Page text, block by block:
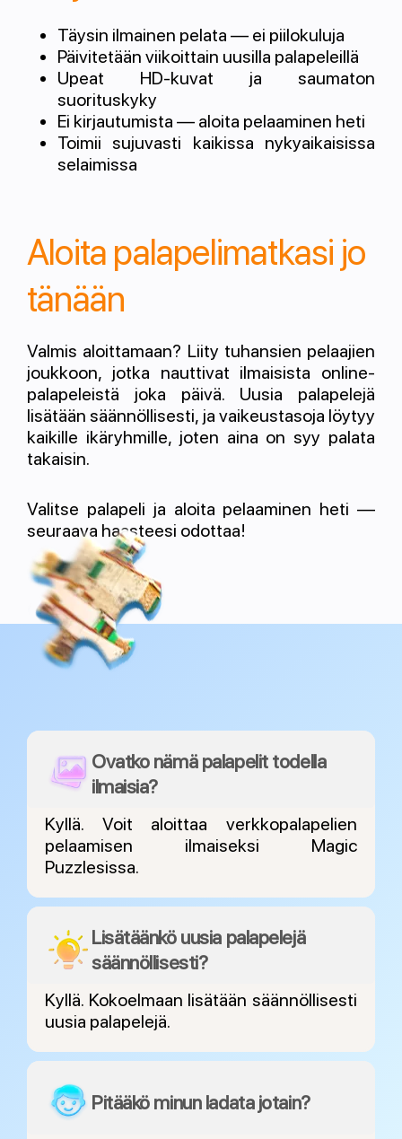
Täysin ilmainen pelata — ei piilokuluja
Päivitetään viikoittain uusilla palapeleillä
Upeat HD-kuvat ja saumaton
suorituskyky
Ei kirjautumista — aloita pelaaminen heti
Toimii sujuvasti kaikissa nykyaikaisissa
selaimissa
Aloita palapelimatkasi jo
tänään
Valmis aloittamaan? Liity tuhansien pelaajien
joukkoon, jotka nauttivat ilmaisista online-
palapeleistä joka päivä. Uusia palapelejä
lisätään säännöllisesti, ja vaikeustasoja löytyy
kaikille ikäryhmille, joten aina on syy palata
takaisin.
Valitse palapeli ja aloita pelaaminen heti —
seuraava haasteesi odottaa!
Ovatko nämä palapelit todella
ilmaisia?
Kyllä. Voit aloittaa verkkopalapelien
pelaamisen ilmaiseksi Magic
Puzzlesissa.
Lisätäänkö uusia palapelejä
säännöllisesti?
Kyllä. Kokoelmaan lisätään säännöllisesti
uusia palapelejä.
Pitääkö minun ladata jotain?